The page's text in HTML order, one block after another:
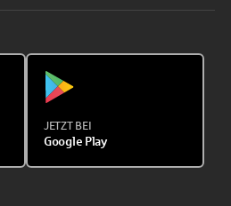
JETZT BEI
Google Play